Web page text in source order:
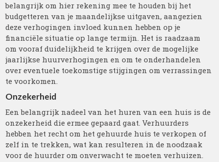
belangrijk om hier rekening mee te houden bij het
budgetteren van je maandelijkse uitgaven, aangezien
deze verhogingen invloed kunnen hebben op je
financiële situatie op lange termijn. Het is raadzaam
om vooraf duidelijkheid te krijgen over de mogelijke
jaarlijkse huurverhogingen en om te onderhandelen
over eventuele toekomstige stijgingen om verrassingen
te voorkomen.
Onzekerheid
Een belangrijk nadeel van het huren van een huis is de
onzekerheid die ermee gepaard gaat. Verhuurders
hebben het recht om het gehuurde huis te verkopen of
zelf in te trekken, wat kan resulteren in de noodzaak
voor de huurder om onverwacht te moeten verhuizen.